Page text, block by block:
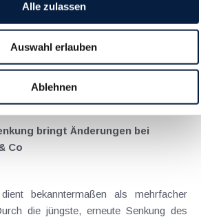
Alle zulassen
Auswahl erlauben
Ablehnen
elektronisch einzubringen,
ending story" zu sein ( siehe dazu
eine neue Funktion freigeschalten,
drucken
bringt Änderungen bei
Co
bekanntermaßen als mehrfacher
die jüngste, erneute Senkung des